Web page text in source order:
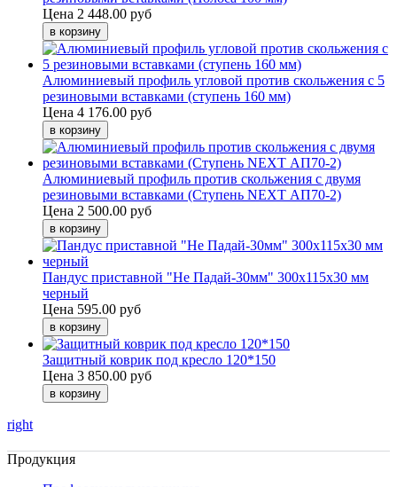
Цена 2 448.00 руб
Алюминиевый профиль угловой против скольжения с 5
резиновыми вставками (ступень 160 мм)
Цена 4 176.00 руб
Алюминиевый профиль против скольжения с двумя
резиновыми вставками (Ступень NEXT АП70-2)
Цена 2 500.00 руб
Пандус приставной "Не Падай-30мм" 300х115х30 мм
черный
Цена 595.00 руб
Защитный коврик под кресло 120*150
Цена 3 850.00 руб
right
Продукция